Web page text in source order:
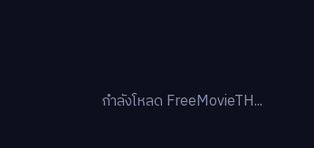
กำลังโหลด FreeMovieTH...